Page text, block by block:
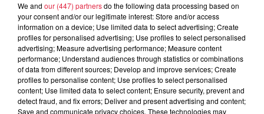
Nous recherchons desemployeurs / maîtres
d'apprentissage :Structures médiales privées, EHPAD,
Maisons de retraites, Maisons d'accueil spécialisées, Foyers
d'accueil spécialisés...
Nous avons 3 contrats d'apprentissage (- de 29 ans) et 1
contrat de professionnalisation (+ de 29 ans) à disposition
immédiate. Entrée dans l'entreprise possible jusqu'au 2
We and our (447) partnersdo the following data processing based on
your consent and/or our legitimate interest: Store and/or access
information on a device; Use limited data to select advertising; Create
profiles for personalised advertising; Use profiles to select personalised
advertising; Measure advertising performance; Measure content
performance; Understand audiences through statistics or combinations
of data from different sources; Develop and improve services; Create
profiles to personalise content; Use profiles to select personalised
content; Use limited data to select content; Ensure security, prevent and
detect fraud, and fix errors; Deliver and present advertising and content;
Save and communicate privacy choices. These technologies may